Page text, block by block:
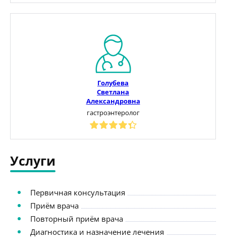
Голубева
Светлана
Александровна
гастроэнтеролог
Услуги
Первичная консультация
Приём врача
Повторный приём врача
Диагностика и назначение лечения